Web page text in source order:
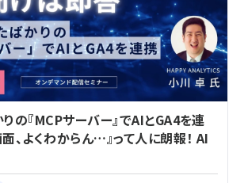
の『MCPサーバー』でAIとGA4を連
、よくわからん…』って人に朗報！ AI